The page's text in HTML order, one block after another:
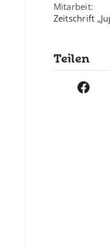
Mitarbeit:
Zeitschrift
Teilen